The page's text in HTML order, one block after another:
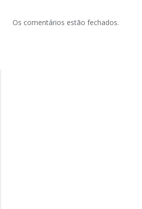
Os comentários estão fechados.